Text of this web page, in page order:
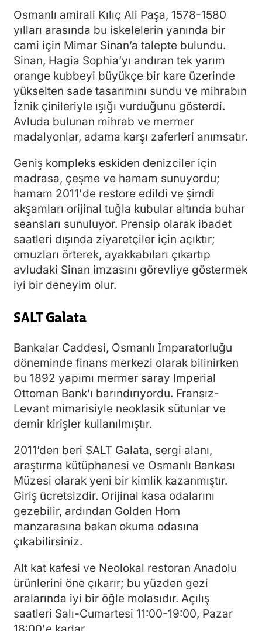
Osmanlı amirali Kılıç Ali Paşa, 1578-1580
yılları arasında bu iskelelerin yanında bir
cami için Mimar Sinan’a talepte bulundu.
Sinan, Hagia Sophia’yı andıran tek yarım
orange kubbeyi büyükçe bir kare üzerinde
yükselten sade tasarımını sundu ve mihrabın
İznik çinileriyle ışığı vurduğunu gösterdi.
Avluda bulunan mihrab ve mermer
madalyonlar, adama karşı zaferleri anımsatır.
Geniş kompleks eskiden denizciler için
madrasa, çeşme ve hamam sunuyordu;
hamam 2011'de restore edildi ve şimdi
akşamları orijinal tuğla kubular altında buhar
seansları sunuluyor. Prensip olarak ibadet
saatleri dışında ziyaretçiler için açıktır;
omuzları örterek, ayakkabıları çıkartıp
avludaki Sinan imzasını görevliye göstermek
iyi bir deneyim olur.
SALT Galata
Bankalar Caddesi, Osmanlı İmparatorluğu
döneminde finans merkezi olarak bilinirken
bu 1892 yapımı mermer saray Imperial
Ottoman Bank’ı barındırıyordu. Fransız-
Levant mimarisiyle neoklasik sütunlar ve
demir kirişler kullanılmıştır.
2011’den beri SALT Galata, sergi alanı,
araştırma kütüphanesi ve Osmanlı Bankası
Müzesi olarak yeni bir kimlik kazanmıştır.
Giriş ücretsizdir. Orijinal kasa odalarını
gezebilir, ardından Golden Horn
manzarasına bakan okuma odasına
çıkabilirsiniz.
Alt kat kafesi ve Neolokal restoran Anadolu
ürünlerini öne çıkarır; bu yüzden gezi
aralarında iyi bir öğle molasıdır. Açılış
saatleri Salı-Cumartesi 11:00-19:00, Pazar